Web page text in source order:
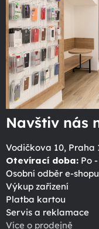
Navštiv nás
Vodičkova 10, Praha
Otevírací doba: Po
Osobní odběr e-shopu
Výkup zařízení
Platba kartou
Servis a reklamace
Více o prodejně